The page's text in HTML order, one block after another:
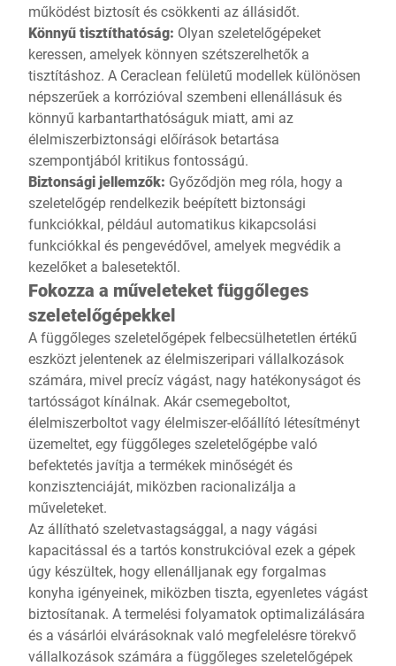
működést biztosít és csökkenti az állásidőt.
Könnyű tisztíthatóság: Olyan szeletelőgépeket
keressen, amelyek könnyen szétszerelhetők a
tisztításhoz. A Ceraclean felületű modellek különösen
népszerűek a korrózióval szembeni ellenállásuk és
könnyű karbantarthatóságuk miatt, ami az
élelmiszerbiztonsági előírások betartása
szempontjából kritikus fontosságú.
Biztonsági jellemzők: Győződjön meg róla, hogy a
szeletelőgép rendelkezik beépített biztonsági
funkciókkal, például automatikus kikapcsolási
funkciókkal és pengevédővel, amelyek megvédik a
kezelőket a balesetektől.
Fokozza a műveleteket függőleges
szeletelőgépekkel
A függőleges szeletelőgépek felbecsülhetetlen értékű
eszközt jelentenek az élelmiszeripari vállalkozások
számára, mivel precíz vágást, nagy hatékonyságot és
tartósságot kínálnak. Akár csemegeboltot,
élelmiszerboltot vagy élelmiszer-előállító létesítményt
üzemeltet, egy függőleges szeletelőgépbe való
befektetés javítja a termékek minőségét és
konzisztenciáját, miközben racionalizálja a
műveleteket.
Az állítható szeletvastagsággal, a nagy vágási
kapacitással és a tartós konstrukcióval ezek a gépek
úgy készültek, hogy ellenálljanak egy forgalmas
konyha igényeinek, miközben tiszta, egyenletes vágást
biztosítanak. A termelési folyamatok optimalizálására
és a vásárlói elvárásoknak való megfelelésre törekvő
vállalkozások számára a függőleges szeletelőgépek